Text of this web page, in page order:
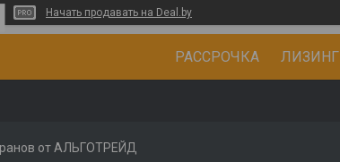
Начать продавать на Deal.by
РАССРОЧКА ЛИЗИНГ
от АЛЬГОТРЕЙД